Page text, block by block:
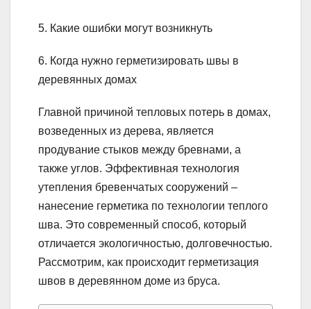
5. Какие ошибки могут возникнуть
6. Когда нужно герметизировать швы в
деревянных домах
Главной причиной тепловых потерь в домах,
возведенных из дерева, является
продувание стыков между бревнами, а
также углов. Эффективная технология
утепления бревенчатых сооружений –
нанесение герметика по технологии теплого
шва. Это современный способ, который
отличается экологичностью, долговечностью.
Рассмотрим, как происходит герметизация
швов в деревянном доме из бруса.